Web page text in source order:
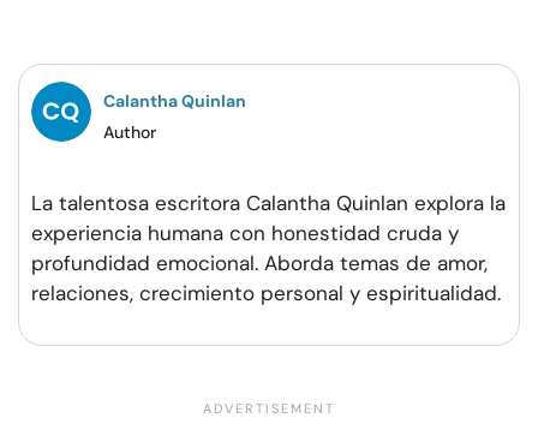
Calantha Quinlan
Author
La talentosa escritora Calantha Quinlan explora la
experiencia humana con honestidad cruda y
profundidad emocional. Aborda temas de amor,
relaciones, crecimiento personal y espiritualidad.